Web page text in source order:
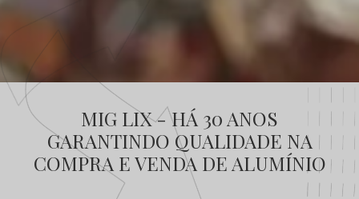
MIG LIX - HÁ 30 ANOS
GARANTINDO QUALIDADE NA
COMPRA E VENDA DE ALUMÍNIO